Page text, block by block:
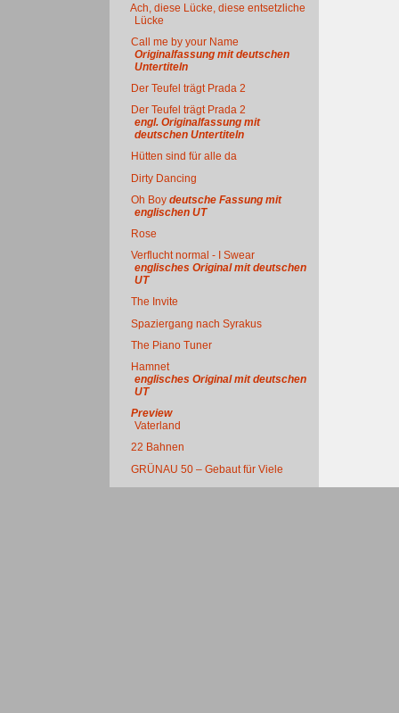
Ach, diese Lücke, diese entsetzliche
Lücke
Call me by your Name
Originalfassung mit deutschen
Untertiteln
Der Teufel trägt Prada 2
Der Teufel trägt Prada 2
engl. Originalfassung mit
deutschen Untertiteln
Hütten sind für alle da
Dirty Dancing
Oh Boydeutsche Fassung mit
englischen UT
Rose
Verflucht normal - I Swear
englisches Original mit deutschen
UT
The Invite
Spaziergang nach Syrakus
The Piano Tuner
Hamnet
englisches Original mit deutschen
UT
Preview
Vaterland
22 Bahnen
GRÜNAU 50 – Gebaut für Viele